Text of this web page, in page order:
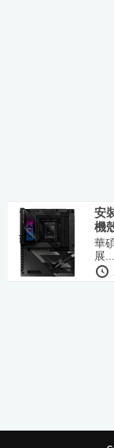
安
機
華
展...